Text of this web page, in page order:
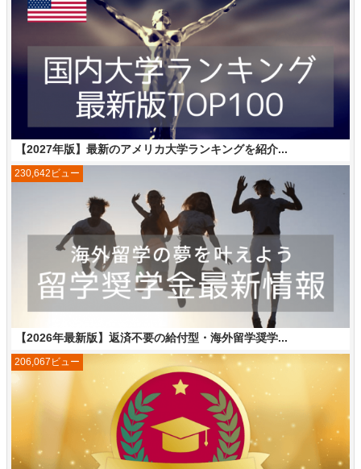
【2027年版】最新のアメリカ大学ランキングを紹介...
【2026年最新版】返済不要の給付型・海外留学奨学...
230,642ビュー
206,067ビュー